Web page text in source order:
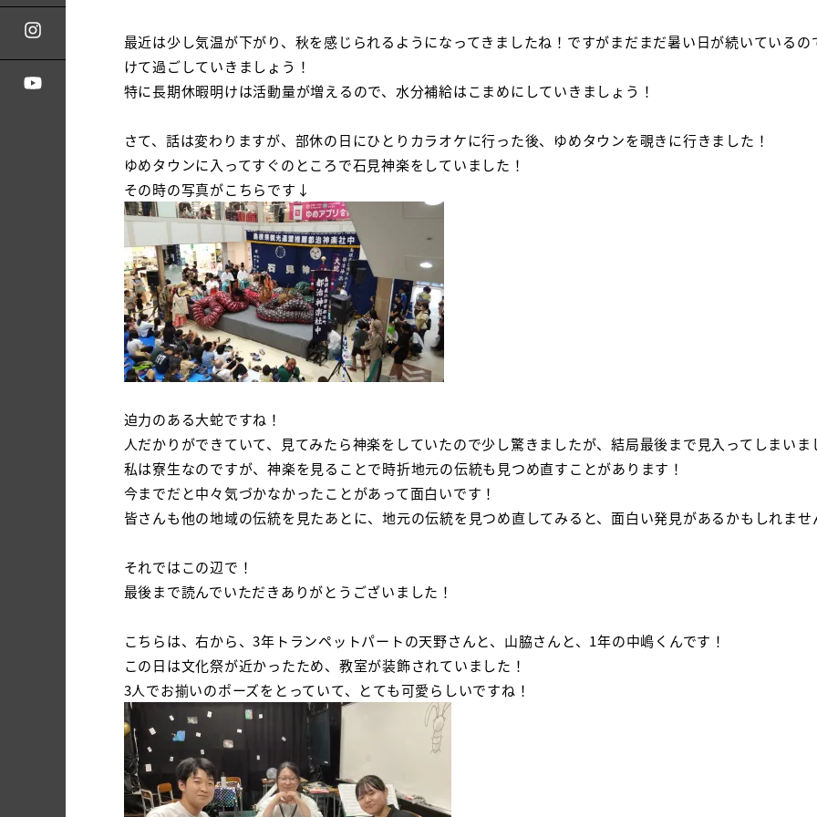
最近は少し気温が下がり、秋を感じられるようになってきましたね！ですがまだまだ暑い日が続いているの
けて過ごしていきましょう！
特に長期休暇明けは活動量が増えるので、水分補給はこまめにしていきましょう！
さて、話は変わりますが、部休の日にひとりカラオケに行った後、ゆめタウンを覗きに行きました！
ゆめタウンに入ってすぐのところで石見神楽をしていました！
その時の写真がこちらです↓
迫力のある大蛇ですね！
人だかりができていて、見てみたら神楽をしていたので少し驚きましたが、結局最後まで見入ってしまいま
私は寮生なのですが、神楽を見ることで時折地元の伝統も見つめ直すことがあります！
今までだと中々気づかなかったことがあって面白いです！
皆さんも他の地域の伝統を見たあとに、地元の伝統を見つめ直してみると、面白い発見があるかもしれませ
それではこの辺で！
最後まで読んでいただきありがとうございました！
こちらは、右から、3年トランペットパートの天野さんと、山脇さんと、1年の中嶋くんです！
この日は文化祭が近かったため、教室が装飾されていました！
3人でお揃いのポーズをとっていて、とても可愛らしいですね！